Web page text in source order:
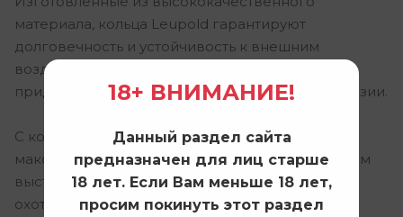
материала, кольца Leupold гарантируют
долговечность и устойчивость к внешним
воздействиям. Их черное покрытие не только
придает стильный вид, но и защищает от коррозии.
С кольцами Leupold 49952 вы получите
максимальную точность и уверенность в каждом
выстреле. Это незаменимый аксессуар для
охотников и стрелков, стремящихся к
18+ ВНИМАНИЕ!
Данный раздел сайта
предназначен для лиц старше
18 лет. Если Вам меньше 18 лет,
просим покинуть этот раздел